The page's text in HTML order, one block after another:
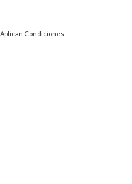
Condiciones